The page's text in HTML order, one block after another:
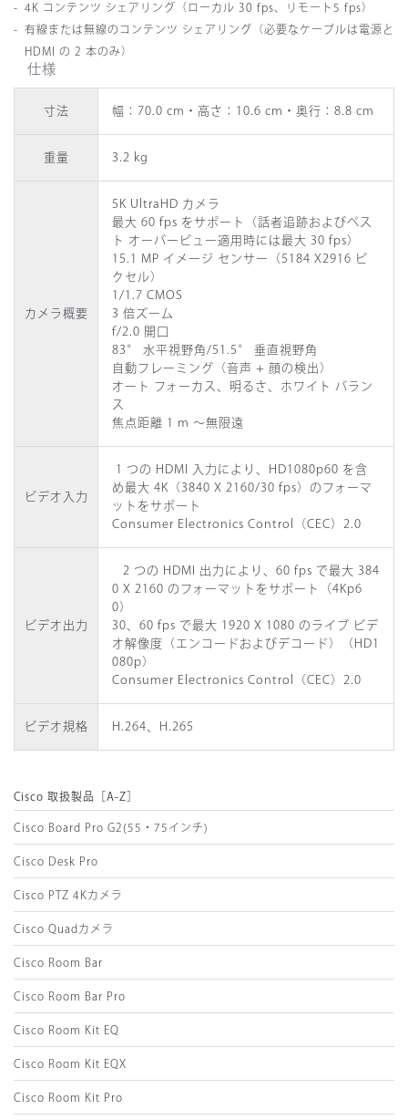
4K コンテンツ シェアリング（ローカル 30 fps 、リモート 5 fps）
有線または無線のコンテンツ シェアリング（必要なケーブルは電源と
HDMI の 2 本のみ）
仕様
寸法 幅：70.0 cm・高さ：10.6 cm・奥行：8.8 cm
重量 3.2 kg
カメラ概要
5K UltraHD カメラ
最大 60 fps をサポート（話者追跡およびベス
ト オーバービュー適用時には最大 30 fps）
15.1 MP イメージ センサー（5184 X2916 ピ
クセル）
1/1.7 CMOS
3 倍ズーム
f/2.0 開口
83° 水平視野角/51.5° 垂直視野角
自動フレーミング（音声 + 顔の検出）
オート フォーカス、明るさ、ホワイト バラン
ス
焦点距離 1 m ～無限遠
ビデオ入力
1 つの HDMI 入力により、 HD1080p60 を含
め最大 4K （ 3840 X 2160/30 fps）のフォーマ
ットをサポート
Consumer Electronics Control
（CEC） 2.0
ビデオ出力
2 つの HDMI 出力により、 60 fps で最大 384
0 X 2160 のフォーマットをサポート（4Kp6
0）
30
60 fps で最大 1920 X 1080 のライブ
ビデ
オ解像度（エンコードおよびデコード）（ HD1
080p）
Consumer Electronics Control
（CEC） 2.0
ビデオ規格 H.264 H.265
Cisco 取扱製品［A-Z］
Cisco Board Pro G2(55・75インチ)
Cisco Desk Pro
Cisco PTZ 4Kカメラ
Cisco Quadカメラ
Cisco Room Bar
Cisco Room Bar Pro
Cisco Room Kit EQ
Cisco Room Kit EQX
Cisco Room Kit Pro